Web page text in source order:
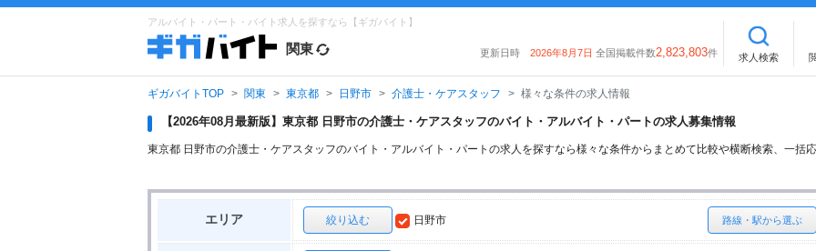
アルバイト・パート・バイト求人を探すなら【ギガバイト】
関東 更新日時 2026年8月7日 全国掲載件数2,823,803件 求人検索
ギガバイトTOP 関東 東京都 日野市 介護士・ケアスタッフ 様々な条件の求人情報
【2026年08月最新版】東京都 日野市の介護士・ケアスタッフのバイト・アルバイト・パートの求人募集情報
東京都 日野市の介護士・ケアスタッフのバイト・アルバイト・パートの求人を探すなら様々な条件からまとめて比較や横断検索、一括
エリア 絞り込む 路線・駅から選ぶ
日野市